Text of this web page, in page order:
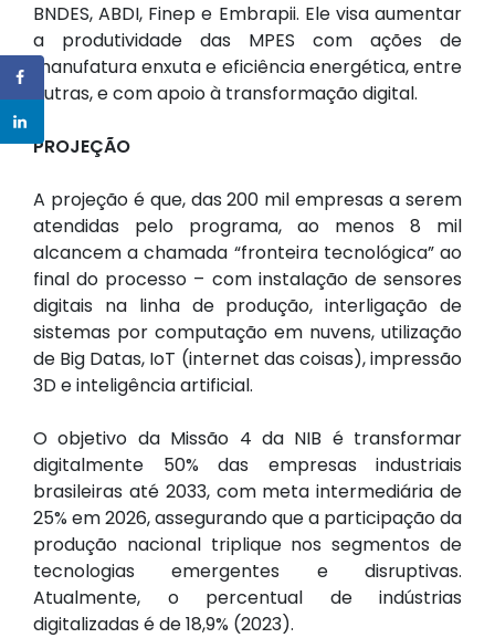
BNDES, ABDI, Finep e Embrapii. Ele visa aumentar
a produtividade das MPES com ações de
manufatura enxuta e eficiência energética, entre
outras, e com apoio à transformação digital.
PROJEÇÃO
A projeção é que, das 200 mil empresas a serem
atendidas pelo programa, ao menos 8 mil
alcancem a chamada “fronteira tecnológica” ao
final do processo – com instalação de sensores
digitais na linha de produção, interligação de
sistemas por computação em nuvens, utilização
de Big Datas, IoT (internet das coisas), impressão
3D e inteligência artificial.
O objetivo da Missão 4 da NIB é transformar
digitalmente 50% das empresas industriais
brasileiras até 2033, com meta intermediária de
25% em 2026, assegurando que a participação da
produção nacional triplique nos segmentos de
tecnologias emergentes e disruptivas.
Atualmente, o percentual de indústrias
digitalizadas é de 18,9% (2023).